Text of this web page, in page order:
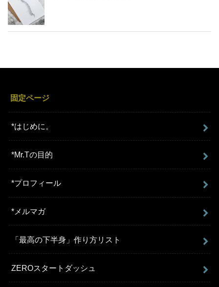
固定ページ
*はじめに。
*Mr.Tの目的
*プロフィール
*メルマガ
「最高の下半身」作り方リスト
ZEROスタートダッシュ